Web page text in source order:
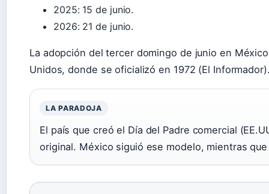
2025: 15 de junio.
2026: 21 de junio.
La adopción del tercer domingo de junio en
Unidos, donde se oficializó en 1972 (El
LA PARADOJA
El país que creó el Día del Padre comercial
original. México siguió ese modelo, mientras